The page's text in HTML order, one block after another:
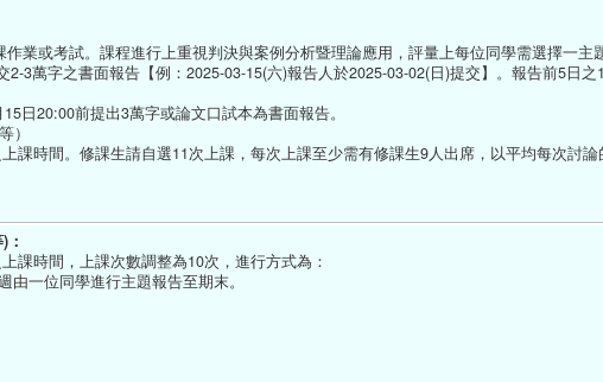
業或考試。課程進行上重視判決與案例分析暨理論應用，評量上每位同學需選擇一主
3萬字之書面報告【例：2025-03-15(六)報告人於2025-03-02(日)提交】。報告前5日
日20:00前提出3萬字或論文口試本為書面報告。
）
課時間。修課生請自選11次上課，每次上課至少需有修課生9人出席，以平均每次討
課時間，上課次數調整為10次，進行方式為：
一位同學進行主題報告至期末。